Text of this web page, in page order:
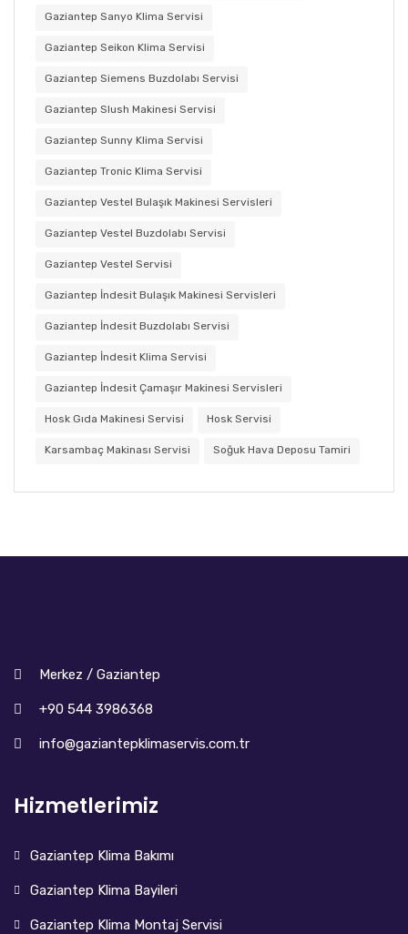
Gaziantep Sanyo Klima Servisi
Gaziantep Seikon Klima Servisi
Gaziantep Siemens Buzdolabı Servisi
Gaziantep Slush Makinesi Servisi
Gaziantep Sunny Klima Servisi
Gaziantep Tronic Klima Servisi
Gaziantep Vestel Bulaşık Makinesi Servisleri
Gaziantep Vestel Buzdolabı Servisi
Gaziantep Vestel Servisi
Gaziantep İndesit Bulaşık Makinesi Servisleri
Gaziantep İndesit Buzdolabı Servisi
Gaziantep İndesit Klima Servisi
Gaziantep İndesit Çamaşır Makinesi Servisleri
Hosk Gıda Makinesi Servisi Hosk Servisi
Karsambaç Makinası Servisi Soğuk Hava Deposu Tamiri
Merkez / Gaziantep
+90 544 3986368
info@gaziantepklimaservis.com.tr
Hizmetlerimiz
Gaziantep Klima Bakımı
Gaziantep Klima Bayileri
Gaziantep Klima Montaj Servisi